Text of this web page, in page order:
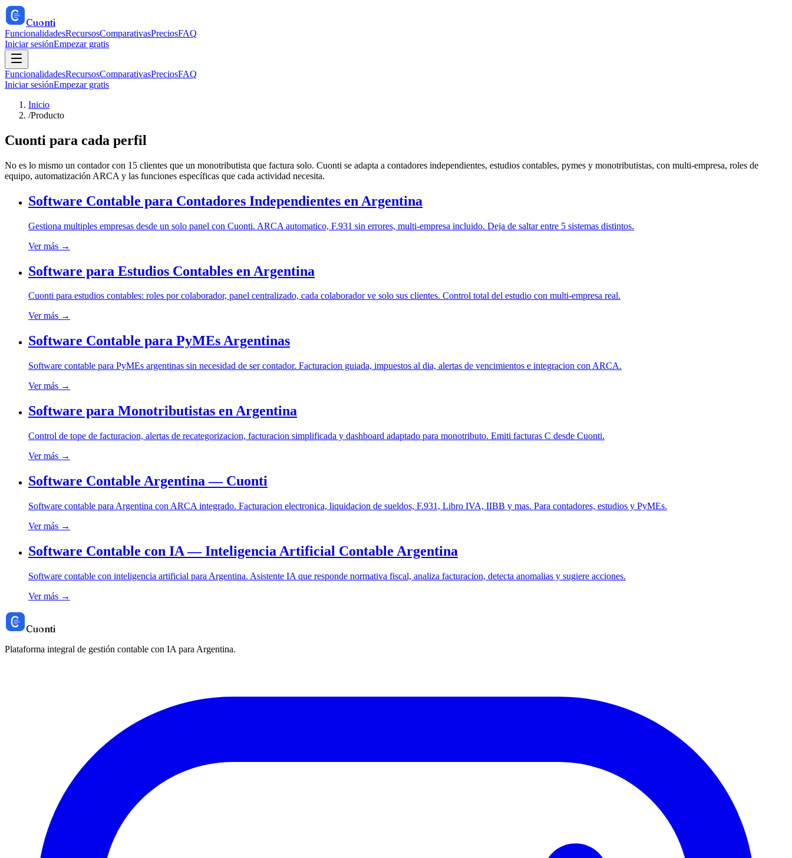
Cuonti
FuncionalidadesRecursosComparativasPreciosFAQ
Iniciar sesiónEmpezar gratis
FuncionalidadesRecursosComparativasPreciosFAQ
Iniciar sesiónEmpezar gratis
Inicio
/Producto
Cuonti para cada perfil
No es lo mismo un contador con 15 clientes que un monotributista que factura solo. Cuonti se adapta a contadores independientes, estudios contables, pymes y monotributistas, con multi-empresa, roles de
equipo, automatización ARCA y las funciones específicas que cada actividad necesita.
Software Contable para Contadores Independientes en Argentina
Gestiona multiples empresas desde un solo panel con Cuonti. ARCA automatico, F.931 sin errores, multi-empresa incluido. Deja de saltar entre 5 sistemas distintos.
Ver más →
Software para Estudios Contables en Argentina
Cuonti para estudios contables: roles por colaborador, panel centralizado, cada colaborador ve solo sus clientes. Control total del estudio con multi-empresa real.
Ver más →
Software Contable para PyMEs Argentinas
Software contable para PyMEs argentinas sin necesidad de ser contador. Facturacion guiada, impuestos al dia, alertas de vencimientos e integracion con ARCA.
Ver más →
Software para Monotributistas en Argentina
Control de tope de facturacion, alertas de recategorizacion, facturacion simplificada y dashboard adaptado para monotributo. Emiti facturas C desde Cuonti.
Ver más →
Software Contable Argentina — Cuonti
Software contable para Argentina con ARCA integrado. Facturacion electronica, liquidacion de sueldos, F.931, Libro IVA, IIBB y mas. Para contadores, estudios y PyMEs.
Ver más →
Software Contable con IA — Inteligencia Artificial Contable Argentina
Software contable con inteligencia artificial para Argentina. Asistente IA que responde normativa fiscal, analiza facturacion, detecta anomalias y sugiere acciones.
Ver más →
Cuonti
Plataforma integral de gestión contable con IA para Argentina.